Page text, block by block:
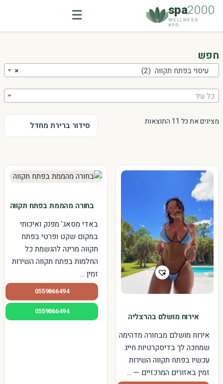
spa2000
WELLNESS ·
ספא ☰
content
חפש
× עיסוי בפתח תקווה (2)
כל עיר
מציגים את כל ⁦11⁩ התוצאות
אירוח מושלם בהרצליה
אירוח מושלם מבחורה מדהימה
שמחכה לך בדיסקרטיות חייג
עכשיו בפתח תקווה השירות
זמין באזורים המרכזיים — ...
בחורה מהממת בפתח תקווה
באדי מסאג' מפנק ואיכותי
במקום שקט ופרטי בפתח
תקווה מרינה להגשמת כל
החלמות בפתח תקווה השירות
זמין ...
0559866494
0559866494